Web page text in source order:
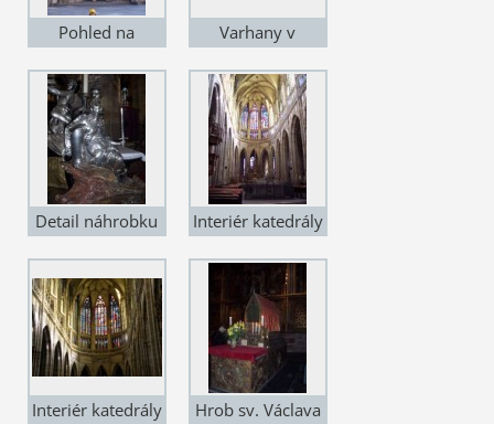
Pohled na
katedrály
Varhany v
Detail náhrobku
Nepomuckého -
stříbro
Interiér katedrály
Interiér katedrály
Hrob sv. Václava